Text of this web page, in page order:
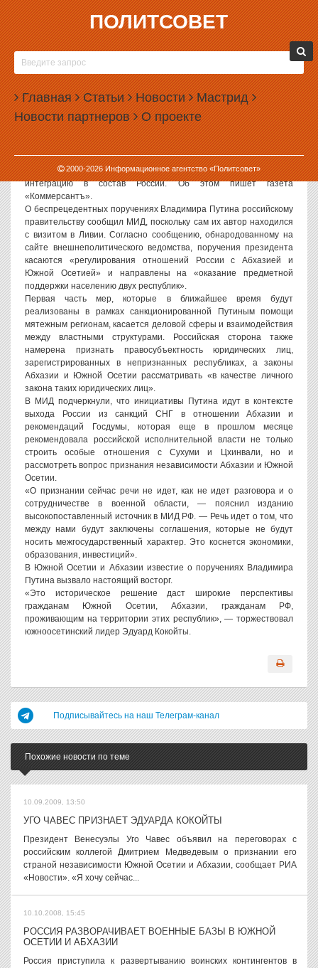
ПОЛИТСОВЕТ
Главная Статьи Новости Мастрид
Новости партнеров О проекте
2000-2026Информационное агентство «Политсовет»
17.04.2008, 07:34
В АБХАЗИИ И ЮЖНОЙ ОСЕТИИ В ВОСТОРГЕ
ОТ ВЛАДИМИРА ПУТИНА
Владимир Путин вчера впервые лично подключился к ситуации
вокруг Абхазии и Южной Осетии. Он дал правительству
поручения, на основании которых Москва будет строить с ними
отношения фактически как с субъектами РФ. Президент Путин не
прислушался к Госдуме, рекомендовавшей рассмотреть вопрос
признания этих республик, а пошел дальше, взяв курс на их
интеграцию в состав России. Об этом пишет газета
«Коммерсантъ».
О беспрецедентных поручениях Владимира Путина российскому
правительству сообщил МИД, поскольку сам их автор находился
с визитом в Ливии. Согласно сообщению, обнародованному на
сайте внешнеполитического ведомства, поручения президента
касаются «регулирования отношений России с Абхазией и
Южной Осетией» и направлены на «оказание предметной
поддержки населению двух республик».
Первая часть мер, которые в ближайшее время будут
реализованы в рамках санкционированной Путиным помощи
мятежным регионам, касается деловой сферы и взаимодействия
между властными структурами. Российская сторона также
намерена признать правосубъектность юридических лиц,
зарегистрированных в непризнанных республиках, а законы
Абхазии и Южной Осетии рассматривать «в качестве личного
закона таких юридических лиц».
В МИД подчеркнули, что инициативы Путина идут в контексте
выхода России из санкций СНГ в отношении Абхазии и
рекомендаций Госдумы, которая еще в прошлом месяце
рекомендовала российской исполнительной власти не только
строить особые отношения с Сухуми и Цхинвали, но и
рассмотреть вопрос признания независимости Абхазии и Южной
Осетии.
«О признании сейчас речи не идет, как не идет разговора и о
сотрудничестве в военной области, — пояснил изданию
высокопоставленный источник в МИД РФ. — Речь идет о том, что
между нами будут заключены соглашения, которые не будут
носить межгосударственный характер. Это коснется экономики,
образования, инвестиций».
В Южной Осетии и Абхазии известие о поручениях Владимира
Путина вызвало настоящий восторг.
«Это историческое решение даст широкие перспективы
гражданам Южной Осетии, Абхазии, гражданам РФ,
проживающим на территории этих республик», — торжествовал
южноосетинский лидер Эдуард Кокойты.
Подписывайтесь на наш Телеграм-канал
Похожие новости по теме
10.09.2009, 13:50
УГО ЧАВЕС ПРИЗНАЕТ ЭДУАРДА КОКОЙТЫ
Президент Венесуэлы Уго Чавес объявил на переговорах с
российским коллегой Дмитрием Медведевым о признании его
страной независимости Южной Осетии и Абхазии, сообщает РИА
«Новости». «Я хочу сейчас...
10.10.2008, 15:45
РОССИЯ РАЗВОРАЧИВАЕТ ВОЕННЫЕ БАЗЫ В ЮЖНОЙ
ОСЕТИИ И АБХАЗИИ
Россия приступила к развертыванию воинских контингентов в